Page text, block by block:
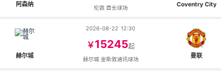
阿森纳 伦敦 酋长球场 Coventry City
赫尔城
2026-08-22 12:30
￥15245起
赫尔城 金斯敦通讯球场 曼联